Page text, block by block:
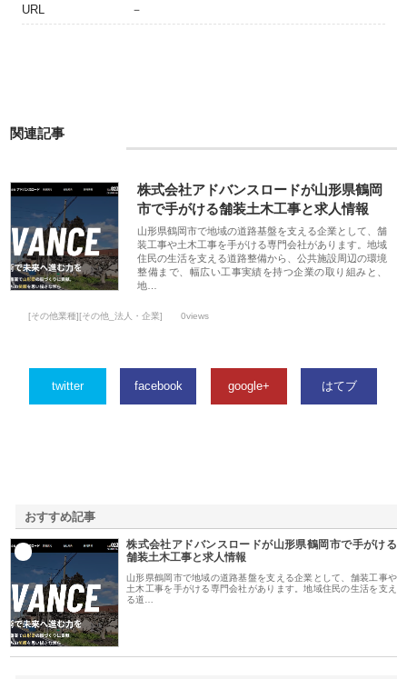
URL －
関連記事
株式会社アドバンスロードが山形県鶴岡
市で手がける舗装土木工事と求人情報
山形県鶴岡市で地域の道路基盤を支える企業として、舗
装工事や土木工事を手がける専門会社があります。地域
住民の生活を支える道路整備から、公共施設周辺の環境
整備まで、幅広い工事実績を持つ企業の取り組みと、
地…
[その他業種][その他_法人・企業] 0views
twitter facebook google+ はてブ
おすすめ記事
株式会社アドバンスロードが山形県鶴岡市で手がける
舗装土木工事と求人情報
山形県鶴岡市で地域の道路基盤を支える企業として、舗装工事や
土木工事を手がける専門会社があります。地域住民の生活を支え
る道…